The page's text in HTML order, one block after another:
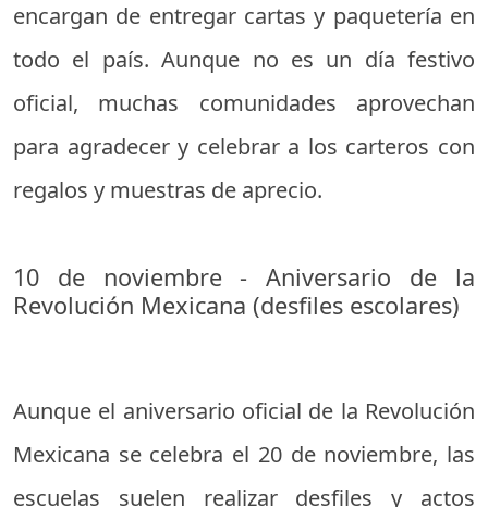
encargan de entregar cartas y paquetería en
todo el país. Aunque no es un día festivo
oficial, muchas comunidades aprovechan
para agradecer y celebrar a los carteros con
regalos y muestras de aprecio.
10 de noviembre - Aniversario de la
Revolución Mexicana (desfiles escolares)
Aunque el aniversario oficial de la Revolución
Mexicana se celebra el 20 de noviembre, las
escuelas suelen realizar desfiles y actos